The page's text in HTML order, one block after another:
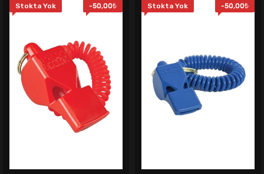
Stokta Yok -50,00₺ Stokta Yok -50,00₺